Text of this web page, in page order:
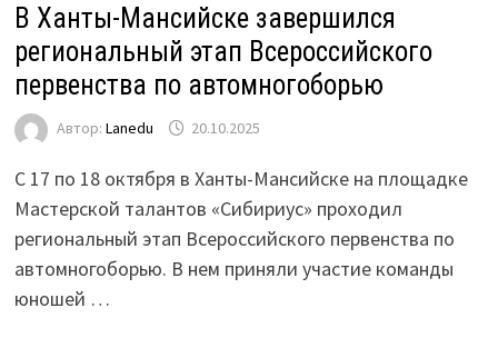
В Ханты-Мансийске завершился
региональный этап Всероссийского
первенства по автомногоборью
Автор: Lanedu 20.10.2025
С 17 по 18 октября в Ханты-Мансийске на площадке
Мастерской талантов «Сибириус» проходил
региональный этап Всероссийского первенства по
автомногоборью. В нем приняли участие команды
юношей …